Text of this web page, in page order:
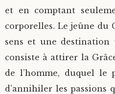
et en comptant
corporelles. Le jeûne du
sens et une destination
consiste à attirer la
de l’homme, duquel le
d’annihiler les passions